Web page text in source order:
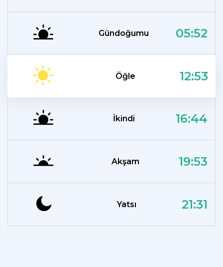
Gündoğumu 05:52
Öğle 12:53
İkindi 16:44
Akşam 19:53
Yatsı 21:31